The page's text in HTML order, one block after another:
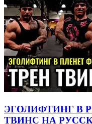
ЭГОЛИФТИНГ В
ТВИНС НА